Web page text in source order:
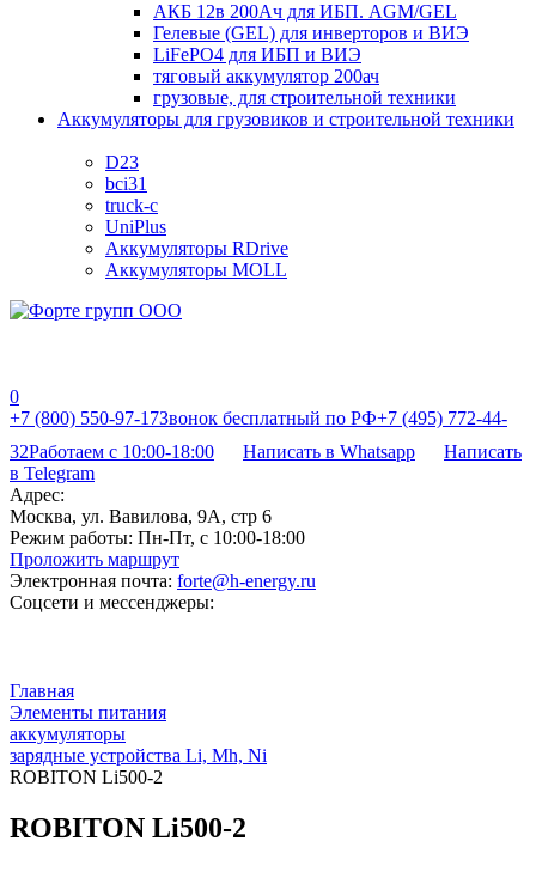
АКБ 12в 200Ач для ИБП. AGM/GEL
Гелевые (GEL) для инверторов и ВИЭ
LiFePO4 для ИБП и ВИЭ
тяговый аккумулятор 200ач
грузовые, для строительной техники
Аккумуляторы для грузовиков и строительной техники
D23
bci31
truck-c
UniPlus
Аккумуляторы RDrive
Аккумуляторы MOLL
0
+7 (800) 550-97-17Звонок бесплатный по РФ+7 (495) 772-44-
32Работаем с 10:00-18:00 Написать в Whatsapp
Написать
в Telegram
Адрес:
Москва, ул. Вавилова, 9А, стр 6
Режим работы: Пн-Пт, с 10:00-18:00
Проложить маршрут
Электронная почта: forte@h-energy.ru
Соцсети и мессенджеры:
Главная
Элементы питания
аккумуляторы
зарядные устройства Li, Mh, Ni
ROBITON Li500-2
ROBITON Li500-2